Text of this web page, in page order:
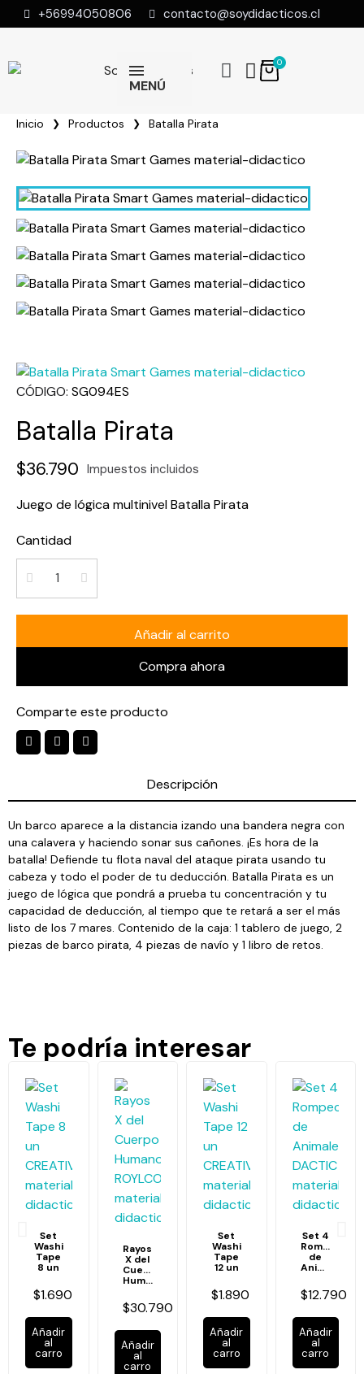
+56994050806 contacto@soydidacticos.cl
MENÚ
Inicio Productos Batalla Pirata
CÓDIGO SG094ES
Batalla Pirata
$36.790 Impuestos incluidos
Juego de lógica multinivel Batalla Pirata
Cantidad
Añadir al carrito
Compra ahora
Comparte este producto
Descripción
Un barco aparece a la distancia izando una bandera negra con
una calavera y haciendo sonar sus cañones. ¡Es hora de la
batalla! Defiende tu flota naval del ataque pirata usando tu
cabeza y todo el poder de tu deducción. Batalla Pirata es un
juego de lógica que pondrá a prueba tu concentración y tu
capacidad de deducción, al tiempo que te retará a ser el más
listo de los 7 mares. Contenido de la caja: 1 tablero de juego, 2
piezas de barco pirata, 4 piezas de navío y 1 libro de retos.
Te podría interesar
Set
Washi
Tape
8 un
$1.690
Añadir
al
carro
Rayos
X del
Cuerpo
Humano
$30.790
Añadir
al
carro
Set
Washi
Tape
12 un
$1.890
Añadir
al
carro
Set 4
de
Animales
$12.790
Añadir
al
carro